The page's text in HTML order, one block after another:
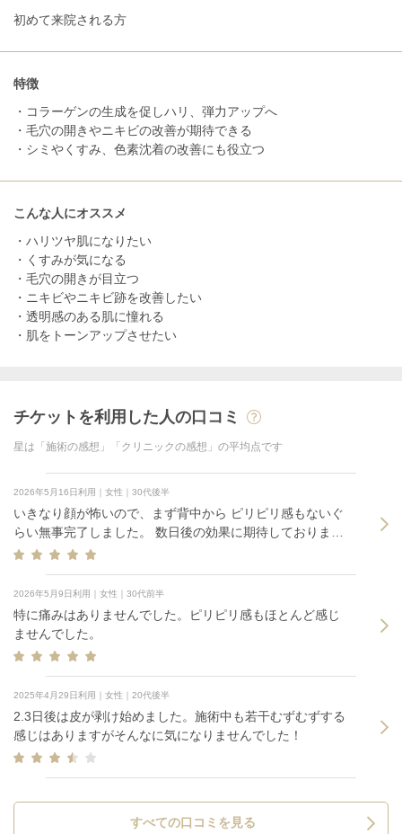
初めて来院される方
特徴
・コラーゲンの生成を促しハリ、弾力アップへ
・毛穴の開きやニキビの改善が期待できる
・シミやくすみ、色素沈着の改善にも役立つ
こんな人にオススメ
・ハリツヤ肌になりたい
・くすみが気になる
・毛穴の開きが目立つ
・ニキビやニキビ跡を改善したい
・透明感のある肌に憧れる
・肌をトーンアップさせたい
チケットを利用した人の口コミ
星は「施術の感想」「クリニックの感想」の平均点です
2026年5月16日利用｜女性｜30代後半
いきなり顔が怖いので、まず背中から ピリピリ感もないぐ
らい無事完了しました。 数日後の効果に期待しておりま
す。
2026年5月9日利用｜女性｜30代前半
特に痛みはありませんでした。ピリピリ感もほとんど感じ
ませんでした。
2025年4月29日利用｜女性｜20代後半
2.3日後は皮が剥け始めました。施術中も若干むずむずする
感じはありますがそんなに気になりませんでした！
すべての口コミを見る